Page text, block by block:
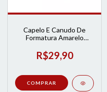
Capelo E Canudo De
Formatura Amarelo
Formatura
R$29,90